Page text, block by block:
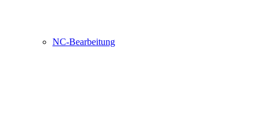
NC-Bearbeitung